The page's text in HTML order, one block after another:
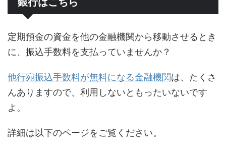
定期預金の資金を他の金融機関から移動させるとき
に、振込手数料を支払っていませんか？
他行宛振込手数料が無料になる金融機関は、たくさ
んありますので、利用しないともったいないです
よ。
詳細は以下のページをご覧ください。